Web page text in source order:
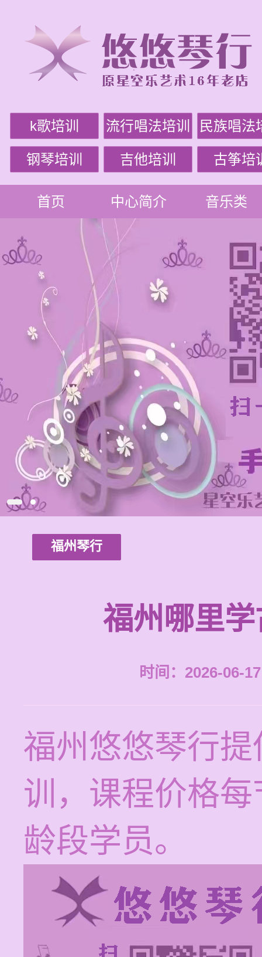
k歌培训 流行唱法培训 民族唱法
钢琴培训 吉他培训 古筝培
首页 中心简介 音乐类
福州琴行
福州哪里
时间：2026-06-
福州悠悠琴行
训，课程价格
龄段学员。